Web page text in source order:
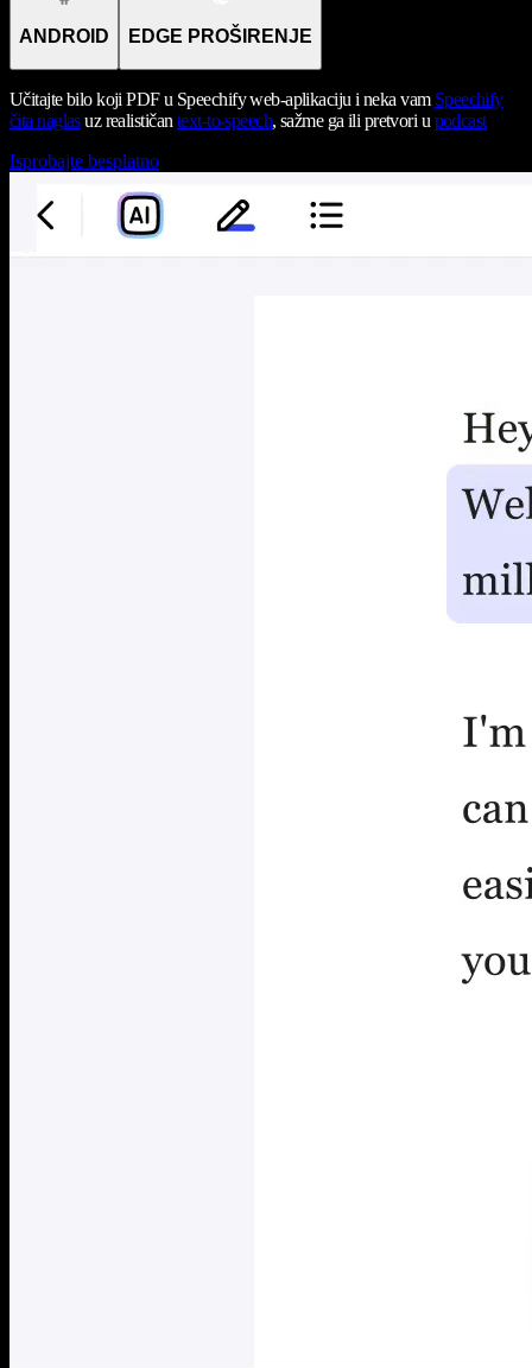
ANDROID EDGE PROŠIRENJE
Učitajte bilo koji PDF u Speechify web-aplikaciju i neka vam Speechify
čita naglasuz realističan text-to-speech, sažme ga ili pretvori u podcast
Isprobajte besplatno